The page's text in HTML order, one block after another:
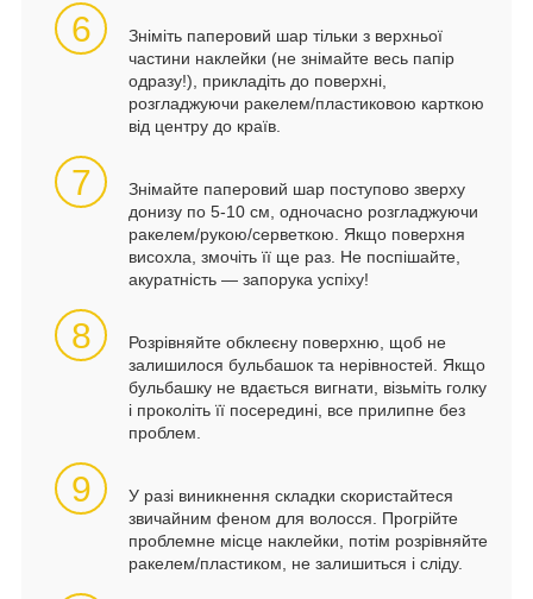
6
Зніміть паперовий шар тільки з верхньої
частини наклейки (не знімайте весь папір
одразу!), прикладіть до поверхні,
розгладжуючи ракелем/пластиковою карткою
від центру до країв.
7
Знімайте паперовий шар поступово зверху
донизу по 5-10 см, одночасно розгладжуючи
ракелем/рукою/серветкою. Якщо поверхня
висохла, змочіть її ще раз. Не поспішайте,
акуратність — запорука успіху!
8
Розрівняйте обклеєну поверхню, щоб не
залишилося бульбашок та нерівностей. Якщо
бульбашку не вдається вигнати, візьміть голку
і проколіть її посередині, все прилипне без
проблем.
9
У разі виникнення складки скористайтеся
звичайним феном для волосся. Прогрійте
проблемне місце наклейки, потім розрівняйте
ракелем/пластиком, не залишиться і сліду.